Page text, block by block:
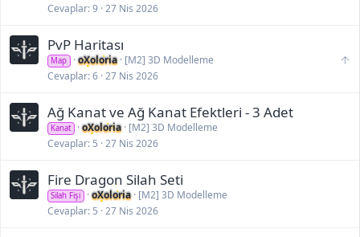
Cevaplar 9 27 Nis 2026
PvP Haritası
Map oXoloria
[M2] 3D Modelleme
Cevaplar 6 27 Nis 2026
Ağ Kanat ve Ağ Kanat Efektleri - 3 Adet
Kanat oXoloria
[M2] 3D Modelleme
Cevaplar 5 27 Nis 2026
Fire Dragon Silah Seti
Silah Fişi oXoloria
[M2] 3D Modelleme
Cevaplar 5 27 Nis 2026